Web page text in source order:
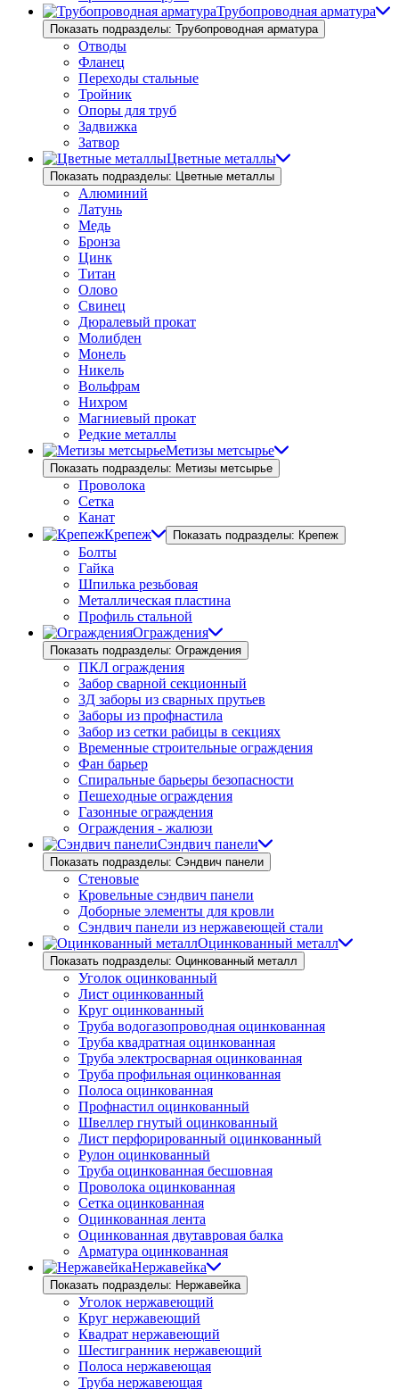
Трубопроводная арматура
Показать подразделы: Трубопроводная арматура
Отводы
Фланец
Переходы стальные
Тройник
Опоры для труб
Задвижка
Затвор
Цветные металлы
Показать подразделы: Цветные металлы
Алюминий
Латунь
Медь
Бронза
Цинк
Титан
Олово
Свинец
Дюралевый прокат
Молибден
Монель
Никель
Вольфрам
Нихром
Магниевый прокат
Редкие металлы
Метизы метсырье
Показать подразделы: Метизы метсырье
Проволока
Сетка
Канат
Крепеж
Показать подразделы: Крепеж
Болты
Гайка
Шпилька резьбовая
Металлическая пластина
Профиль стальной
Ограждения
Показать подразделы: Ограждения
ПКЛ ограждения
Забор сварной секционный
3Д заборы из сварных прутьев
Заборы из профнастила
Забор из сетки рабицы в секциях
Временные строительные ограждения
Фан барьер
Спиральные барьеры безопасности
Пешеходные ограждения
Газонные ограждения
Ограждения - жалюзи
Сэндвич панели
Показать подразделы: Сэндвич панели
Стеновые
Кровельные сэндвич панели
Доборные элементы для кровли
Сэндвич панели из нержавеющей стали
Оцинкованный металл
Показать подразделы: Оцинкованный металл
Уголок оцинкованный
Лист оцинкованный
Круг оцинкованный
Труба водогазопроводная оцинкованная
Труба квадратная оцинкованная
Труба электросварная оцинкованная
Труба профильная оцинкованная
Полоса оцинкованная
Профнастил оцинкованный
Швеллер гнутый оцинкованный
Лист перфорированный оцинкованный
Рулон оцинкованный
Труба оцинкованная бесшовная
Проволока оцинкованная
Сетка оцинкованная
Оцинкованная лента
Оцинкованная двутавровая балка
Арматура оцинкованная
Нержавейка
Показать подразделы: Нержавейка
Уголок нержавеющий
Круг нержавеющий
Квадрат нержавеющий
Шестигранник нержавеющий
Полоса нержавеющая
Труба нержавеющая